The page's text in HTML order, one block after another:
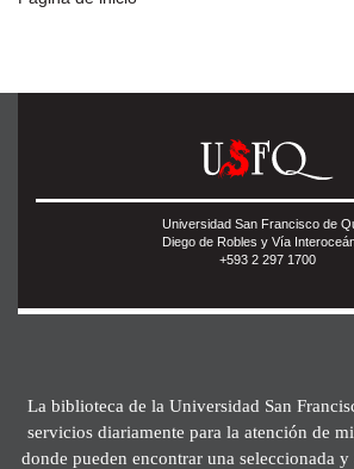
Universidad San Francisco de
Diego de Robles y Vía
+593 2 297 1700
La biblioteca de la Universidad San
servicios diariamente para la atención de
donde pueden encontrar una seleccionada